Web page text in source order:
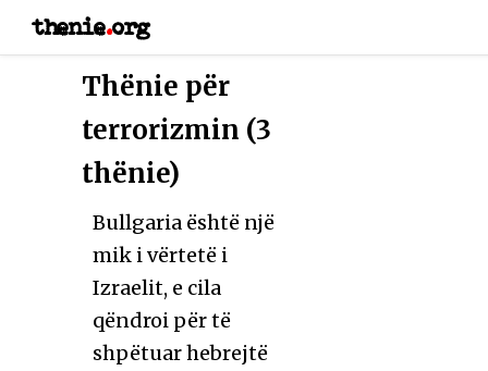
thenie.org
Thënie për
terrorizmin (3
thënie)
Bullgaria është një
mik i vërtetë i
Izraelit, e cila
qëndroi për të
shpëtuar hebrejtë